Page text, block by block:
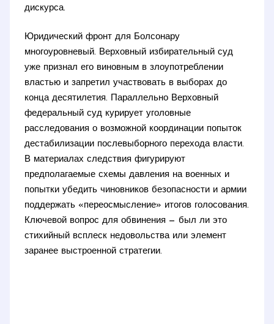
дискурса.
Юридический фронт для Болсонару
многоуровневый. Верховный избирательный суд
уже признал его виновным в злоупотреблении
властью и запретил участвовать в выборах до
конца десятилетия. Параллельно Верховный
федеральный суд курирует уголовные
расследования о возможной координации попыток
дестабилизации послевыборного перехода власти.
В материалах следствия фигурируют
предполагаемые схемы давления на военных и
попытки убедить чиновников безопасности и армии
поддержать «переосмысление» итогов голосования.
Ключевой вопрос для обвинения — был ли это
стихийный всплеск недовольства или элемент
заранее выстроенной стратегии.